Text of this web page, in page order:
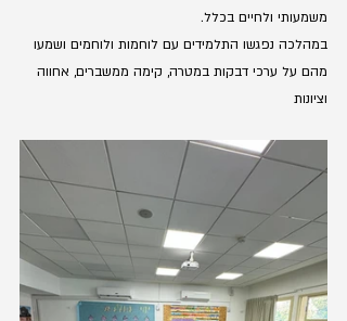
משמעותי ולחיים בכלל.
במהלכה נפגשו התלמידים עם לוחמות ולוחמים ושמעו
מהם על ערכי דבקות במטרה, קימה ממשברים, אחווה
וציונות